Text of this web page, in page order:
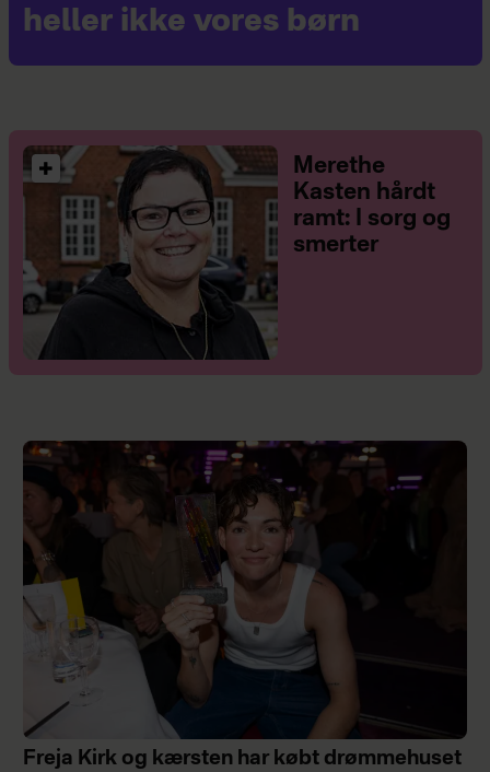
heller ikke vores børn
Merethe
Kasten hårdt
ramt: I sorg og
smerter
Freja Kirk og kærsten har købt drømmehuset